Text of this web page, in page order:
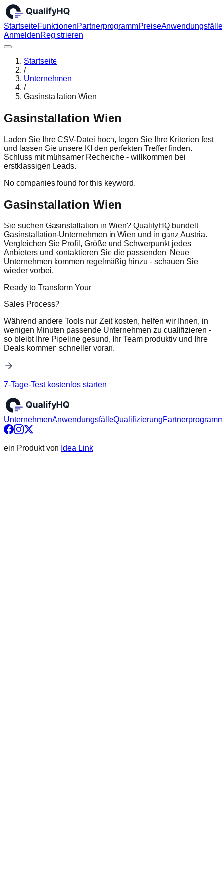
StartseiteFunktionenPartnerprogrammPreiseAnwendungsfälle
AnmeldenRegistrieren
Startseite
/
Unternehmen
/
Gasinstallation Wien
Gasinstallation Wien
Laden Sie Ihre CSV-Datei hoch, legen Sie Ihre Kriterien fest
und lassen Sie unsere KI den perfekten Treffer finden.
Schluss mit mühsamer Recherche - willkommen bei
erstklassigen Leads.
No companies found for this keyword.
Gasinstallation Wien
Sie suchen Gasinstallation in Wien? QualifyHQ bündelt
Gasinstallation-Unternehmen in Wien und in ganz Austria.
Vergleichen Sie Profil, Größe und Schwerpunkt jedes
Anbieters und kontaktieren Sie die passenden. Neue
Unternehmen kommen regelmäßig hinzu - schauen Sie
wieder vorbei.
Ready to Transform Your
Sales Process?
Während andere Tools nur Zeit kosten, helfen wir Ihnen, in
wenigen Minuten passende Unternehmen zu qualifizieren -
so bleibt Ihre Pipeline gesund, Ihr Team produktiv und Ihre
Deals kommen schneller voran.
7-Tage-Test kostenlos starten
UnternehmenAnwendungsfälleQualifizierung
ein Produkt von Idea Link